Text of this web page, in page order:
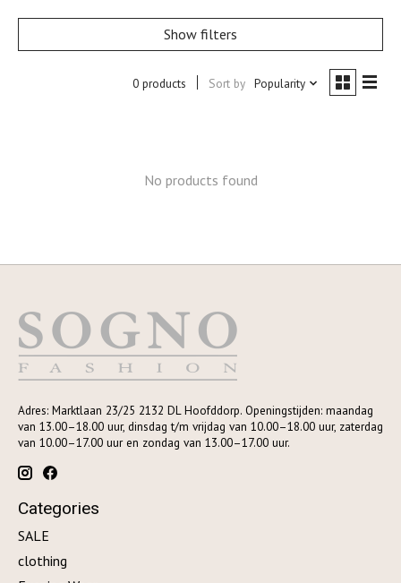
Show filters
0 products Sort by Popularity
No products found
Adres: Marktlaan 23/25 2132 DL Hoofddorp. Openingstijden: maandag
van 13.00–18.00 uur, dinsdag t/m vrijdag van 10.00–18.00 uur, zaterdag
van 10.00–17.00 uur en zondag van 13.00–17.00 uur.
Categories
SALE
clothing